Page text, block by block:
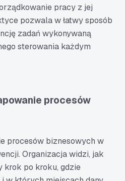
pracy z jej
pozwala w łatwy sposób
zadań wykonywaną
sterowania każdym
procesów
procesów biznesowych w
Organizacja widzi, jak
krok po kroku, gdzie